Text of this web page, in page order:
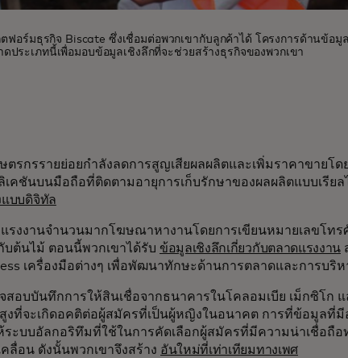
ฟอร์มธุรกิจ Biscate ซึ่งเชื่อมต่อพวกเขากับลูกค้าได้ โครงการด้านข้อ
ระเภทนี้เพื่อมอบข้อมูลเชิงลึกที่จะช่วยสร้างธุรกิจของพวกเขา
ษตรกรรายย่อยกำลังลดการสูญเสียผลผลิตและเพิ่มราคาขายโด
คชันบนมือถือที่ติดตามอายุการเก็บรักษาของผลผลิตแบบเรียล
บบดิจิทัล
รงงานจำนวนมากโฆษณาหางานโดยการเขียนหมายเลขโท
ต้นไม้ ตอนนี้พวกเขาได้รับ ข้อมูลเชิงลึกเกี่ยวกับตลาดแรงงาน
เครื่องมือต่างๆ เพื่อพัฒนาทักษะด้านการตลาดและการบริห
สอบบันทึกการให้สินเชื่อจากธนาคารในโคลอมเบีย เม็กซิโก
สูงที่จะเกิดอคติต่อผู้สมัครที่เป็นผู้หญิงในอนาคต การที่ข้อมูลที่
ระบบอัลกอริทึมที่ใช้ในการคัดเลือกผู้สมัครที่มีความน่าเชื่อถือ
ลื่อน ดังนั้นพวกเขาจึงสร้าง อันใหม่ที่เท่าเทียมทางเพศ